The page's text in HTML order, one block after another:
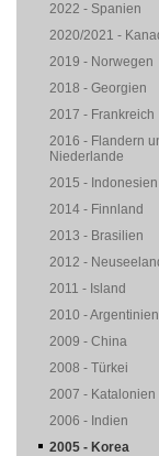
2022 - Spanien
2020/2021 -
2019 - Norwegen
2018 - Georgien
2017 - Frankreich
2016 - Flandern
Niederlande
2015 - Indonesien
2014 - Finnland
2013 - Brasilien
2012 -
2011 - Island
2010 - Argentinien
2009 - China
2008 - Türkei
2007 - Katalonien
2006 - Indien
2005 - Korea